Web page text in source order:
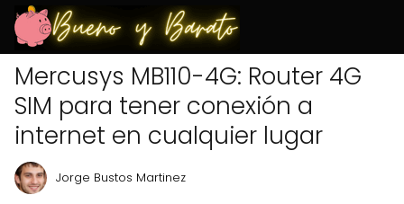
Mercusys MB110-4G: Router 4G
SIM para tener conexión a
internet en cualquier lugar
Jorge Bustos Martinez